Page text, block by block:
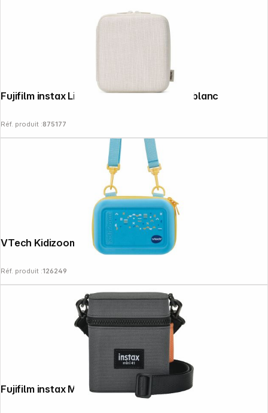
Fujifilm instax Link wide Etui imprimante, blanc
Réf. produit :875177
VTech Kidizoom sacoche bleu nouveau
Réf. produit :126249
Fujifilm instax Mini 41 sacoche